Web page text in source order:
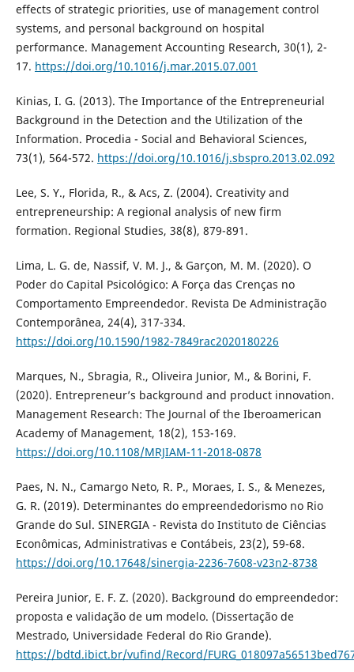
effects of strategic priorities, use of management control
systems, and personal background on hospital
performance. Management Accounting Research, 30(1), 2-
17. https://doi.org/10.1016/j.mar.2015.07.001
Kinias, I. G. (2013). The Importance of the Entrepreneurial
Background in the Detection and the Utilization of the
Information. Procedia - Social and Behavioral Sciences,
73(1), 564-572. https://doi.org/10.1016/j.sbspro.2013.02.092
Lee, S. Y., Florida, R., & Acs, Z. (2004). Creativity and
entrepreneurship: A regional analysis of new firm
formation. Regional Studies, 38(8), 879-891.
Lima, L. G. de, Nassif, V. M. J., & Garçon, M. M. (2020). O
Poder do Capital Psicológico: A Força das Crenças no
Comportamento Empreendedor. Revista De Administração
Contemporânea, 24(4), 317-334.
https://doi.org/10.1590/1982-7849rac2020180226
Marques, N., Sbragia, R., Oliveira Junior, M., & Borini, F.
(2020). Entrepreneur’s background and product innovation.
Management Research: The Journal of the Iberoamerican
Academy of Management, 18(2), 153-169.
https://doi.org/10.1108/MRJIAM-11-2018-0878
Paes, N. N., Camargo Neto, R. P., Moraes, I. S., & Menezes,
G. R. (2019). Determinantes do empreendedorismo no Rio
Grande do Sul. SINERGIA - Revista do Instituto de Ciências
Econômicas, Administrativas e Contábeis, 23(2), 59-68.
https://doi.org/10.17648/sinergia-2236-7608-v23n2-8738
Pereira Junior, E. F. Z. (2020). Background do empreendedor:
proposta e validação de um modelo. (Dissertação de
Mestrado, Universidade Federal do Rio Grande).
https://bdtd.ibict.br/vufind/Record/